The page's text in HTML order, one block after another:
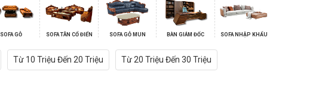
SOFA GỖ SOFA TÂN CỔ ĐIỂN SOFA GỖ MUN BÀN GIÁM ĐỐC SOFA NHẬP KHẨU
Từ 10 Triệu Đến 20 Triệu Từ 20 Triệu Đến 30 Triệu